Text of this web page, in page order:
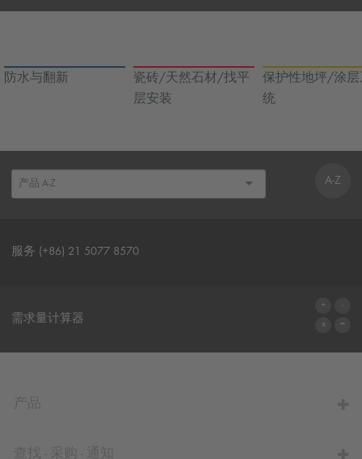
防水与翻新
瓷砖/天然石材/找平
层安装
保护性地坪/涂层
统
A-Z
服务 (+86) 21 5077 8570
需求量计算器